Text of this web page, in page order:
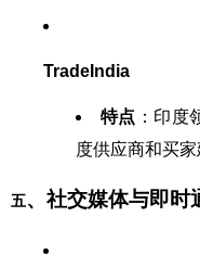
TradeIndia
特点 ：印度
度供应商和买家
五、社交媒体与即时